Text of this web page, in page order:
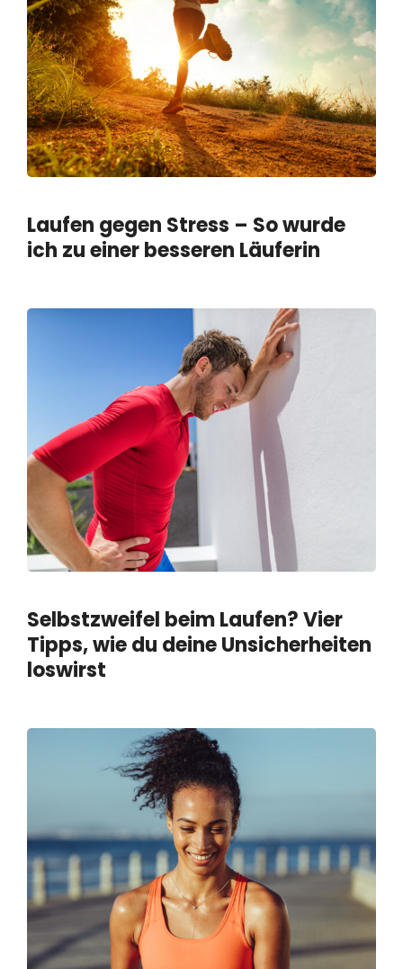
Laufen gegen Stress – So wurde
ich zu einer besseren Läuferin
Selbstzweifel beim Laufen? Vier
Tipps, wie du deine Unsicherheiten
loswirst